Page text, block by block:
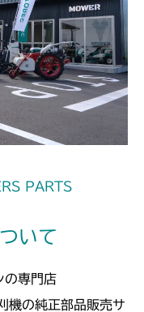
PARTS
いて
の専門店
機の純正部品販売サ